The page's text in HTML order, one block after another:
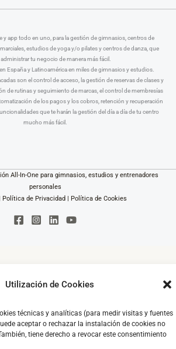
Utilización de Cookies
técnicas y analíticas (para medir visitas y fuentes
aceptar o rechazar la instalación de cookies no
tiene derecho a revocar este consentimiento
y app todo en uno, para la gestión de gimnasios, centros de
estudios de yoga y/o pilates y centros de danza, que
tu negocio de manera más fácil.
España y Latinoamérica en miles de gimnasios y estudios.
son el control de acceso, la gestión de reservas de clases y
de rutinas y seguimiento de marcas, el control de membresías
de los pagos y los cobros, retención y recuperación
que te harán la gestión del día a día de tu centro
mucho más fácil.
All-In-One para gimnasios, estudios y entrenadores
personales
Política de Privacidad Política de Cookies